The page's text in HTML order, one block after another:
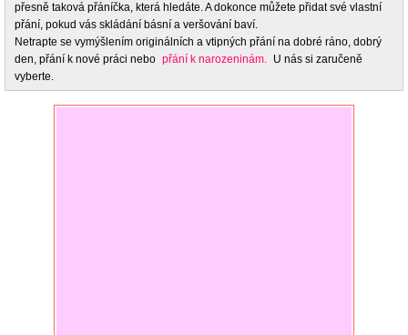
přesně taková přáníčka, která hledáte. A dokonce můžete přidat své vlastní
přání, pokud vás skládání básní a veršování baví.
Netrapte se vymýšlením originálních a vtipných přání na dobré ráno, dobrý
den, přání k nové práci nebo přání k narozeninám. U nás si zaručeně
vyberte.